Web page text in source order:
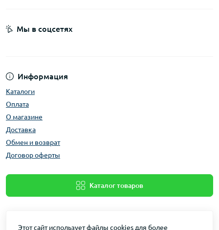
Информация
Каталоги
Оплата
О магазине
Доставка
Обмен и возврат
Договор оферты
Каталог товаров
Мы в соцсетях
Этот сайт использует файлы cookies для более